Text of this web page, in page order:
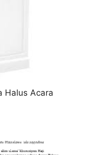
Halus Acara